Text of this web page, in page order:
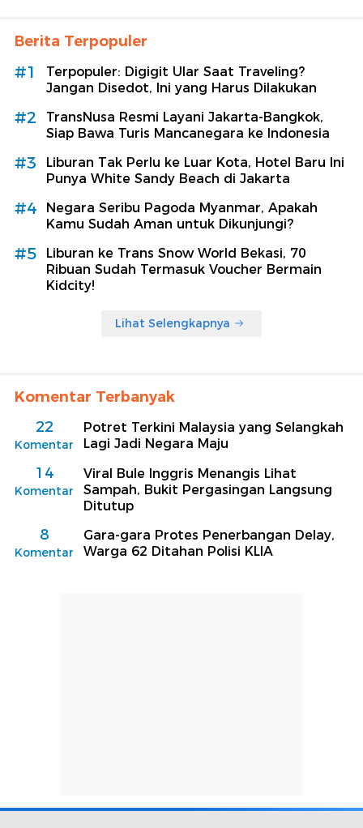
Berita Terpopuler
#1
Terpopuler: Digigit Ular Saat Traveling?
Jangan Disedot, Ini yang Harus Dilakukan
#2
TransNusa Resmi Layani Jakarta-Bangkok,
Siap Bawa Turis Mancanegara ke Indonesia
#3
Liburan Tak Perlu ke Luar Kota, Hotel Baru Ini
Punya White Sandy Beach di Jakarta
#4
Negara Seribu Pagoda Myanmar, Apakah
Kamu Sudah Aman untuk Dikunjungi?
#5
Liburan ke Trans Snow World Bekasi, 70
Ribuan Sudah Termasuk Voucher Bermain
Kidcity!
Lihat Selengkapnya
Komentar Terbanyak
22
Komentar
Potret Terkini Malaysia yang Selangkah
Lagi Jadi Negara Maju
14
Komentar
Viral Bule Inggris Menangis Lihat
Sampah, Bukit Pergasingan Langsung
Ditutup
8
Komentar
Gara-gara Protes Penerbangan Delay,
Warga 62 Ditahan Polisi KLIA